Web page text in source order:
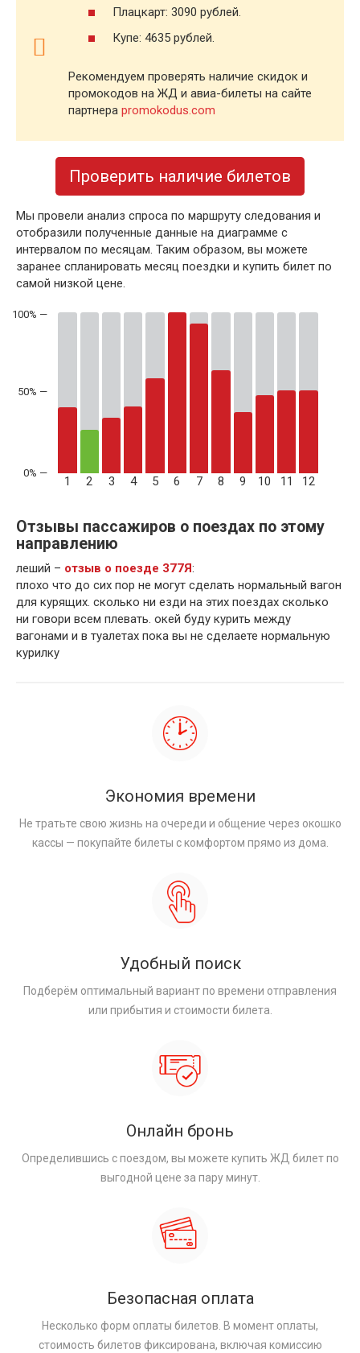
Плацкарт: 3090 рублей.
Купе: 4635 рублей.
Рекомендуем проверять наличие скидок и
промокодов на ЖД и авиа-билеты на сайте
партнера promokodus.com
Проверить наличие билетов
Мы провели анализ спроса по маршруту следования и
отобразили полученные данные на диаграмме с
интервалом по месяцам. Таким образом, вы можете
заранее спланировать месяц поездки и купить билет по
самой низкой цене.
50% —
1 2 3 4 5 6 7 8 9 10 11 12
Отзывы пассажиров о поездах по этому
направлению
леший – отзыв о поезде 377Я:
плохо что до сих пор не могут сделать нормальный вагон
для курящих. сколько ни езди на этих поездах сколько
ни говори всем плевать. окей буду курить между
вагонами и в туалетах пока вы не сделаете нормальную
курилку
Экономия времени
Не тратьте свою жизнь на очереди и общение через окошко
кассы — покупайте билеты с комфортом прямо из дома.
Удобный поиск
Подберём оптимальный вариант по времени отправления
или прибытия и стоимости билета.
Онлайн бронь
Определившись с поездом, вы можете купить ЖД билет по
выгодной цене за пару минут.
Безопасная оплата
Несколько форм оплаты билетов. В момент оплаты,
стоимость билетов фиксирована, включая комиссию